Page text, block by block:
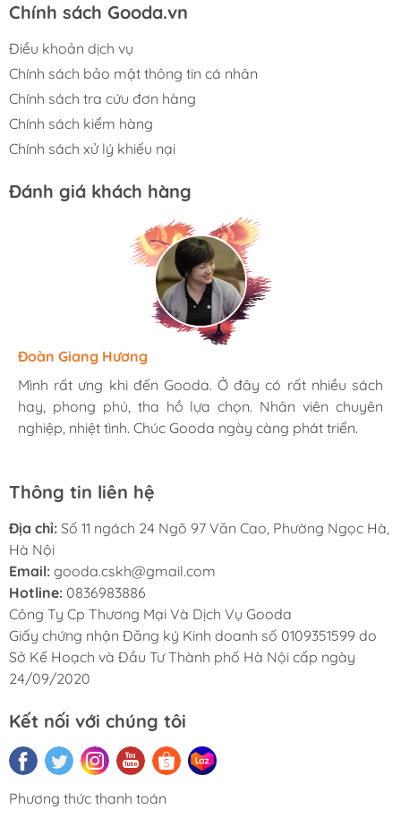
Chính sách Gooda.vn
Điều khoản dịch vụ
Chính sách bảo mật thông tin cá nhân
Chính sách tra cứu đơn hàng
Chính sách kiểm hàng
Chính sách xử lý khiếu nại
Đánh giá khách hàng
Hương Suri
Mình rất ưng khi đến Gooda. Ở đây có rất nhiều sách
hay, phong phú, tha hồ lựa chọn. Nhân viên chuyên
nghiệp, nhiệt tình. Chúc Gooda ngày càng phát triển.
Đoàn Giang Hương
Mình rất ưng khi đến Gooda. Ở đây có rất nhiều sách
hay, phong phú, tha hồ lựa chọn. Nhân viên chuyên
nghiệp, nhiệt tình. Chúc Gooda ngày càng phát triển.
Ngọc Anh
Mình rất ưng khi đến Gooda. Ở đây có rất nhiều sách
hay, phong phú, tha hồ lựa chọn. Nhân viên chuyên
nghiệp, nhiệt tình. Chúc Gooda ngày càng phát triển.
Thông tin liên hệ
Địa chỉ: Số 11 ngách 24 Ngõ 97 Văn Cao, Phường Ngọc Hà,
Hà Nội
Email: gooda.cskh@gmail.com
Hotline: 0836983886
Công Ty Cp Thương Mại Và Dịch Vụ Gooda
Giấy chứng nhận Đăng ký Kinh doanh số 0109351599 do
Sở Kế Hoạch và Đầu Tư Thành phố Hà Nội cấp ngày
24/09/2020
Kết nối với chúng tôi
Phương thức thanh toán